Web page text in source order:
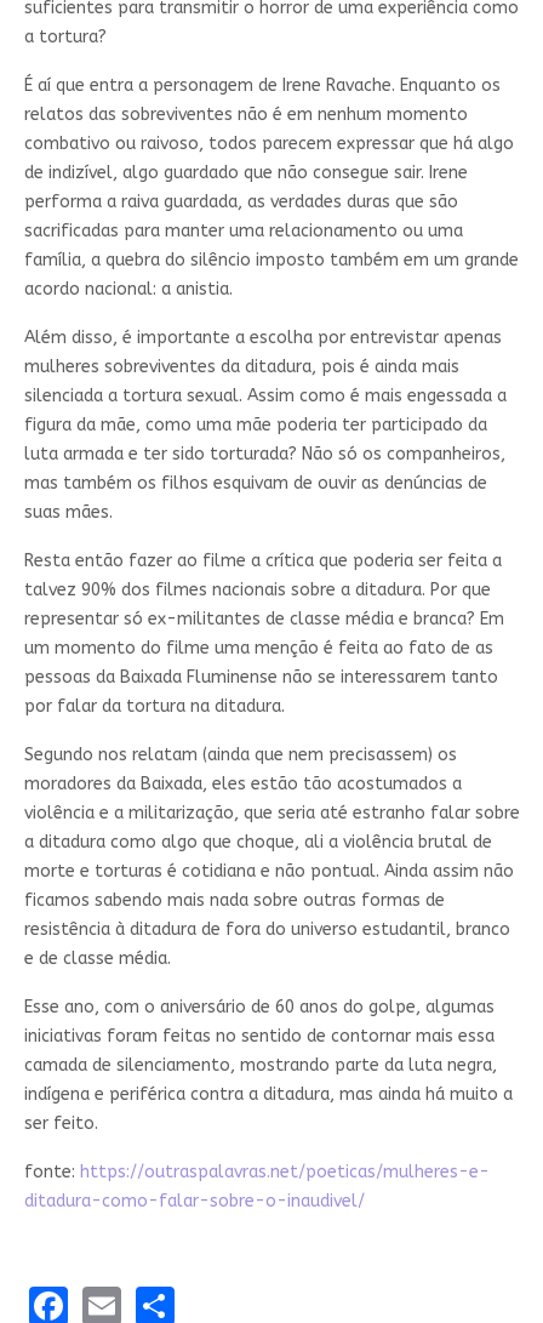
suficientes para transmitir o horror de uma experiência como
a tortura?
É aí que entra a personagem de Irene Ravache. Enquanto os
relatos das sobreviventes não é em nenhum momento
combativo ou raivoso, todos parecem expressar que há algo
de indizível, algo guardado que não consegue sair. Irene
performa a raiva guardada, as verdades duras que são
sacrificadas para manter uma relacionamento ou uma
família, a quebra do silêncio imposto também em um grande
acordo nacional: a anistia.
Além disso, é importante a escolha por entrevistar apenas
mulheres sobreviventes da ditadura, pois é ainda mais
silenciada a tortura sexual. Assim como é mais engessada a
figura da mãe, como uma mãe poderia ter participado da
luta armada e ter sido torturada? Não só os companheiros,
mas também os filhos esquivam de ouvir as denúncias de
suas mães.
Resta então fazer ao filme a crítica que poderia ser feita a
talvez 90% dos filmes nacionais sobre a ditadura. Por que
representar só ex-militantes de classe média e branca? Em
um momento do filme uma menção é feita ao fato de as
pessoas da Baixada Fluminense não se interessarem tanto
por falar da tortura na ditadura.
Segundo nos relatam (ainda que nem precisassem) os
moradores da Baixada, eles estão tão acostumados a
violência e a militarização, que seria até estranho falar sobre
a ditadura como algo que choque, ali a violência brutal de
morte e torturas é cotidiana e não pontual. Ainda assim não
ficamos sabendo mais nada sobre outras formas de
resistência à ditadura de fora do universo estudantil, branco
e de classe média.
Esse ano, com o aniversário de 60 anos do golpe, algumas
iniciativas foram feitas no sentido de contornar mais essa
camada de silenciamento, mostrando parte da luta negra,
indígena e periférica contra a ditadura, mas ainda há muito a
ser feito.
fonte: https://outraspalavras.net/poeticas/mulheres-e-
ditadura-como-falar-sobre-o-inaudivel/
Facebook
EmailShare